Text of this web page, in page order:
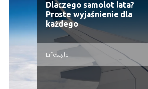
Dlaczego samolot lata?
Proste wyjaśnienie dla
każdego
Lifestyle